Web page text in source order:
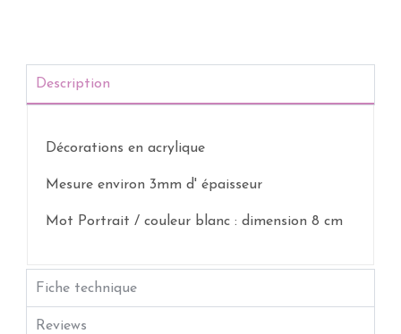
Description
Décorations en acrylique
Mesure environ 3mm d' épaisseur
Mot Portrait / couleur blanc : dimension 8 cm
Fiche technique
Reviews